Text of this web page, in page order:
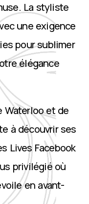
La styliste
une exigence
pour sublimer
élégance
Waterloo et de
à découvrir ses
Lives Facebook
privilégié où
en avant-